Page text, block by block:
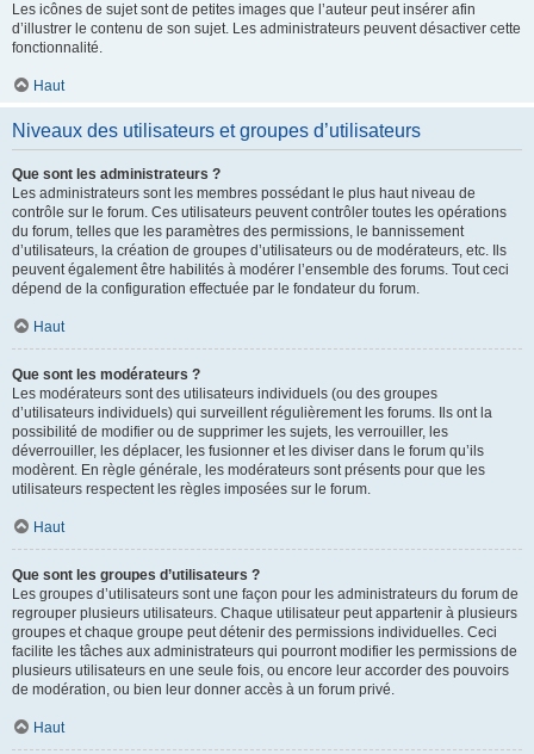
Les icônes de sujet sont de petites images que l’auteur peut insérer afin
d’illustrer le contenu de son sujet. Les administrateurs peuvent désactiver cette
fonctionnalité.
Haut
Niveaux des utilisateurs et groupes d’utilisateurs
Que sont les administrateurs ?
Les administrateurs sont les membres possédant le plus haut niveau de
contrôle sur le forum. Ces utilisateurs peuvent contrôler toutes les opérations
du forum, telles que les paramètres des permissions, le bannissement
d’utilisateurs, la création de groupes d’utilisateurs ou de modérateurs, etc. Ils
peuvent également être habilités à modérer l’ensemble des forums. Tout ceci
dépend de la configuration effectuée par le fondateur du forum.
Haut
Que sont les modérateurs ?
Les modérateurs sont des utilisateurs individuels (ou des groupes
d’utilisateurs individuels) qui surveillent régulièrement les forums. Ils ont la
possibilité de modifier ou de supprimer les sujets, les verrouiller, les
déverrouiller, les déplacer, les fusionner et les diviser dans le forum qu’ils
modèrent. En règle générale, les modérateurs sont présents pour que les
utilisateurs respectent les règles imposées sur le forum.
Haut
Que sont les groupes d’utilisateurs ?
Les groupes d’utilisateurs sont une façon pour les administrateurs du forum de
regrouper plusieurs utilisateurs. Chaque utilisateur peut appartenir à plusieurs
groupes et chaque groupe peut détenir des permissions individuelles. Ceci
facilite les tâches aux administrateurs qui pourront modifier les permissions de
plusieurs utilisateurs en une seule fois, ou encore leur accorder des pouvoirs
de modération, ou bien leur donner accès à un forum privé.
Haut